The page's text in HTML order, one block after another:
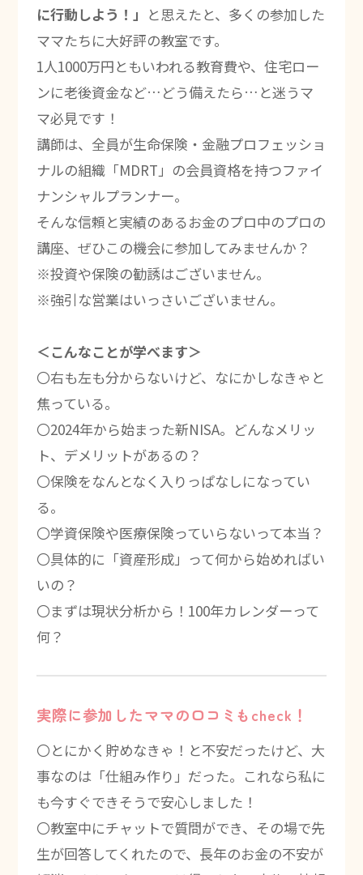
に行動しよう！」 と思えたと、多くの参加した
ママたちに大好評の教室です。
1人1000万円ともいわれる教育費や、住宅ロー
ンに老後資金など…どう備えたら…と迷うマ
マ必見です！
講師は、全員が生命保険・金融プロフェッショ
ナルの組織「MDRT」の会員資格を持つファイ
ナンシャルプランナー。
そんな信頼と実績のあるお金のプロ中のプロの
講座、ぜひこの機会に参加してみませんか？
※投資や保険の勧誘はございません。
※強引な営業はいっさいございません。
＜こんなことが学べます＞
〇右も左も分からないけど、なにかしなきゃと
焦っている。
〇2024年から始まった新NISA。どんなメリッ
ト、デメリットがあるの？
〇保険をなんとなく入りっぱなしになってい
る。
〇学資保険や医療保険っていらないって本当？
〇具体的に「資産形成」って何から始めればい
いの？
〇まずは現状分析から！100年カレンダーって
何？
実際に参加したママの口コミもcheck！
〇とにかく貯めなきゃ！と不安だったけど、大
事なのは「仕組み作り」だった。これなら私に
も今すぐできそうで安心しました！
〇教室中にチャットで質問ができ、その場で先
生が回答してくれたので、長年のお金の不安が